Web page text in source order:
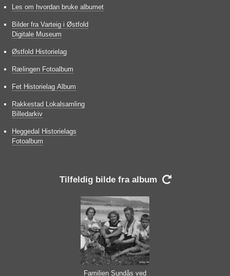
Les om hvordan bruke albumet
Bilder fra Varteig i Østfold
Digitale Museum
Østfold Historielag
Rælingen Fotoalbum
Fet Historielag Album
Rakkestad Lokalsamling
Billedarkiv
Heggedal Historielags
Fotoalbum
Tilfeldig bilde fra album 
Familien Sundås ved